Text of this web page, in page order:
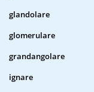
glandolare
glomerulare
grandangolare
ignare